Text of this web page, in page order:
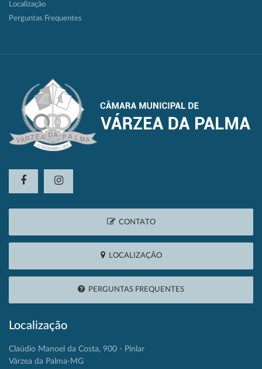
Localização
Perguntas Frequentes
CONTATO
LOCALIZAÇÃO
PERGUNTAS FREQUENTES
Localização
Claúdio Manoel da Costa, 900 - Pinlar
Várzea da Palma-MG